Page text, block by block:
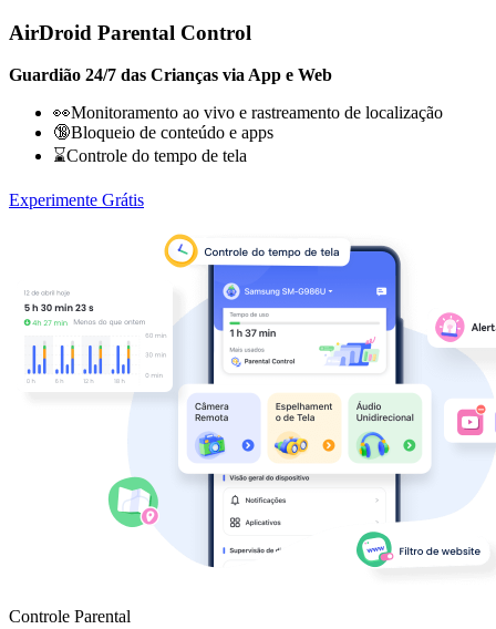
AirDroid Parental Control
Guardião 24/7 das Crianças via App e Web
👀Monitoramento ao vivo e rastreamento de localização
🔞Bloqueio de conteúdo e apps
⌛Controle do tempo de tela
Experimente Grátis
Controle Parental